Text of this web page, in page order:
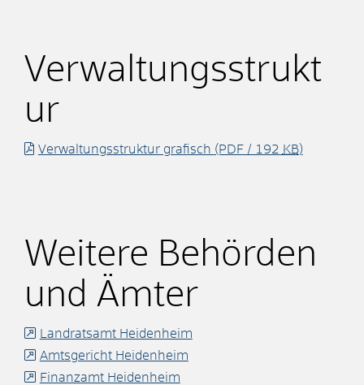
Verwaltungsstrukt
ur
Verwaltungsstruktur grafisch (PDF / 192 KB)
Weitere Behörden
und Ämter
Landratsamt Heidenheim
Amtsgericht Heidenheim
Finanzamt Heidenheim